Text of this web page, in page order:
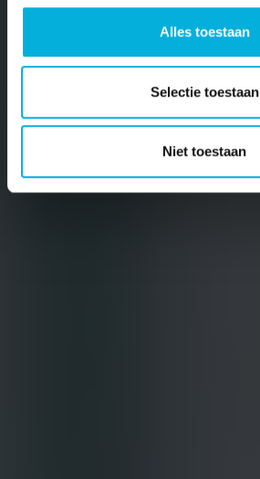
Alles toestaan
Selectie toestaan
Niet toestaan